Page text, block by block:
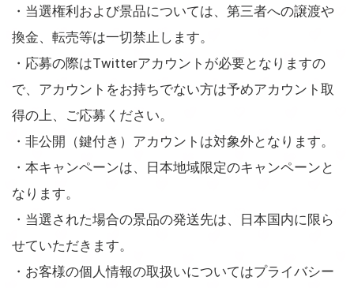
・当選権利および景品については、第三者への譲渡や
換金、転売等は一切禁止します。
・応募の際はTwitterアカウントが必要となりますの
で、アカウントをお持ちでない方は予めアカウント取
得の上、ご応募ください。
・非公開（鍵付き）アカウントは対象外となります。
・本キャンペーンは、日本地域限定のキャンペーンと
なります。
・当選された場合の景品の発送先は、日本国内に限ら
せていただきます。
・お客様の個人情報の取扱いについてはプライバシー